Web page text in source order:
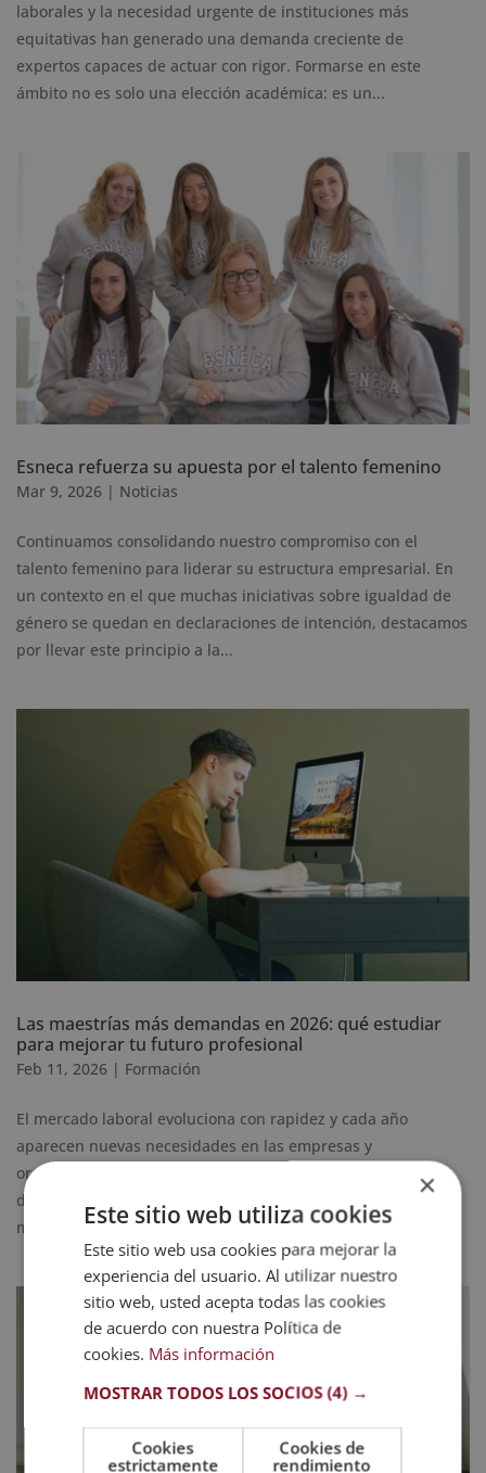
laborales y la necesidad urgente de instituciones más
equitativas han generado una demanda creciente de
expertos capaces de actuar con rigor. Formarse en este
ámbito no es solo una elección académica: es un...
Esneca refuerza su apuesta por el talento femenino
Mar 9, 2026 | Noticias
Continuamos consolidando nuestro compromiso con el
talento femenino para liderar su estructura empresarial. En
un contexto en el que muchas iniciativas sobre igualdad de
género se quedan en declaraciones de intención, destacamos
por llevar este principio a la...
Las maestrías más demandas en 2026: qué estudiar
para mejorar tu futuro profesional
Feb 11, 2026 | Formación
El mercado laboral evoluciona con rapidez y cada año
aparecen nuevas necesidades en las empresas y
organizaciones. Por tal motivo, conocer las maestrías más
demandadas en 2026 puede ayudarte a tomar una decisión
más informada y alineada con las oportunidades reales de...
×
Este sitio web utiliza cookies
Este sitio web usa cookies para mejorar la
experiencia del usuario. Al utilizar nuestro
sitio web, usted acepta todas las cookies
de acuerdo con nuestra Política de
cookies. Más información
MOSTRAR TODOS LOS SOCIOS(4) →
Cookies
estrictamente
Cookies de
rendimiento